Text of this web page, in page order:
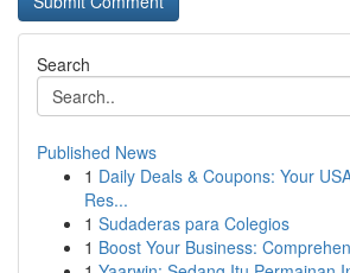
Search
Published News
1 Daily Deals & Coupons: Your
Res...
1 Sudaderas para Colegios
1 Boost Your Business: